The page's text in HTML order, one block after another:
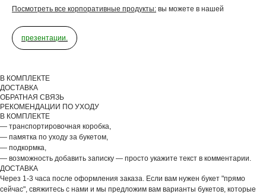
Посмотреть все корпоративные продукты: вы можете в нашей
презентации.
В КОМПЛЕКТЕ
ДОСТАВКА
ОБРАТНАЯ СВЯЗЬ
РЕКОМЕНДАЦИИ ПО УХОДУ
В КОМПЛЕКТЕ
— транспортировочная коробка,
— памятка по уходу за букетом,
— подкормка,
— возможность добавить записку — просто укажите текст в комментарии.
ДОСТАВКА
Через 1-3 часа после оформления заказа. Если вам нужен букет "прямо
сейчас", свяжитесь с нами и мы предложим вам варианты букетов, которые
ДОБАВЬТЕ ПОДАРОК